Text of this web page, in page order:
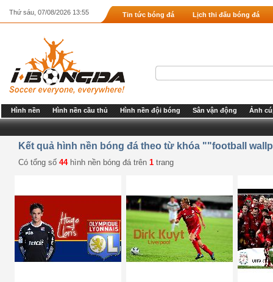
Thứ sáu, 07/08/2026 13:55 Tin tức bóng đá Lịch thi đấu bóng đá
Hình nền Hình nền cầu thủ Hình nền đội bóng Sân vận động Ảnh
Kết quả hình nền bóng đá theo từ khóa ""football
Có tổng số 44hình nền bóng đá trên 1 trang